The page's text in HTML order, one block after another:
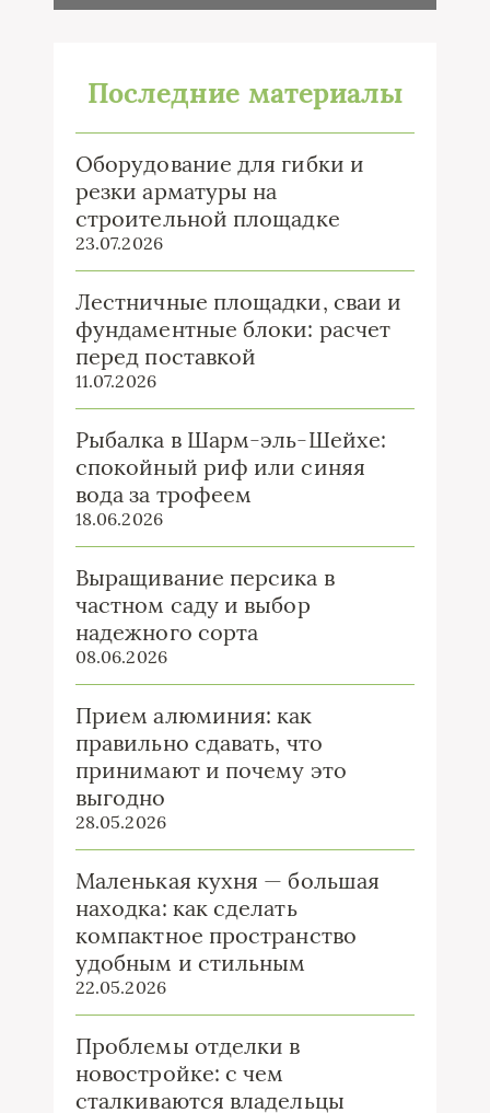
Последние материалы
Оборудование для гибки и
резки арматуры на
строительной площадке
23.07.2026
Лестничные площадки, сваи и
фундаментные блоки: расчет
перед поставкой
11.07.2026
Рыбалка в Шарм-эль-Шейхе:
спокойный риф или синяя
вода за трофеем
18.06.2026
Выращивание персика в
частном саду и выбор
надежного сорта
08.06.2026
Прием алюминия: как
правильно сдавать, что
принимают и почему это
выгодно
28.05.2026
Маленькая кухня — большая
находка: как сделать
компактное пространство
удобным и стильным
22.05.2026
Проблемы отделки в
новостройке: с чем
сталкиваются владельцы